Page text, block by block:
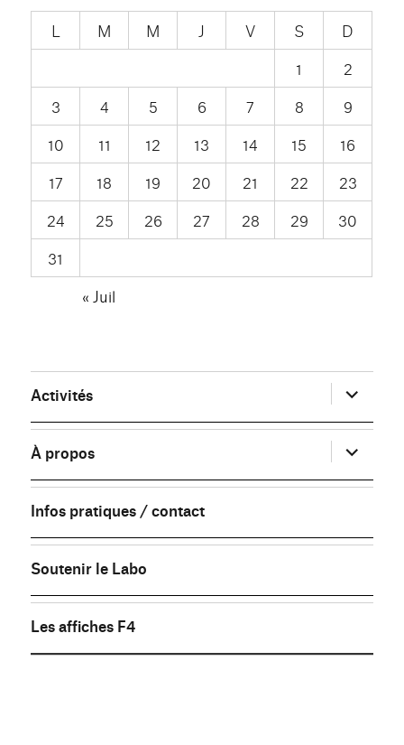
L M M J V S
D
1
2
3
4 5 6 7 8
9
10
11 12 13 14 15
16
17
18 19 20 21 22
23
24
25 26 27 28 29
30
31
« Juil
Activités ouvrir
le
sous-
menu
À propos
ouvrir
le
sous-
menu
Infos pratiques / contact
Soutenir le Labo
Les affiches F4